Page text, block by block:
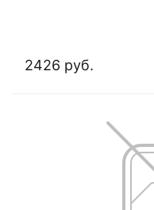
2426 руб.